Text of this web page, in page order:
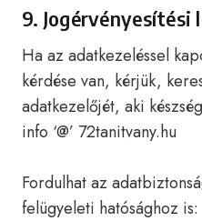
9. Jogérvényesítési
Ha az adatkezeléssel
kérdése van, kérjük,
adatkezelőjét, aki
info ‘@’ 72tanitvany.hu
Fordulhat az
felügyeleti hatósághoz